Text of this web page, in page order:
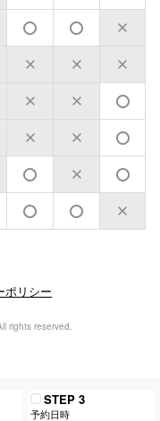
STEP 3
予約日時
ポリシー
rights reserved.